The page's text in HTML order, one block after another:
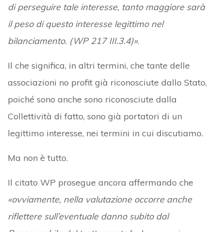
di perseguire tale interesse, tanto maggiore sarà
il peso di questo interesse legittimo nel
bilanciamento. (WP 217 III.3.4)».
Il che significa, in altri termini, che tante delle
associazioni no profit già riconosciute dallo Stato,
poiché sono anche sono riconosciute dalla
Collettività di fatto, sono già portatori di un
legittimo interesse, nei termini in cui discutiamo.
Ma non è tutto.
Il citato WP prosegue ancora affermando che
«ovviamente, nella valutazione occorre anche
riflettere sull’eventuale danno subito dal